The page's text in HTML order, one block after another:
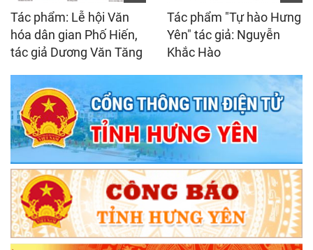
Tác phẩm: Lễ hội Văn
hóa dân gian Phố Hiến,
tác giả Dương Văn Tăng
Tác phẩm "Tự hào Hưng
Yên" tác giả: Nguyễn
Khắc Hào